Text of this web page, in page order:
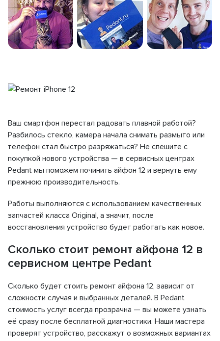
Ваш смартфон перестал радовать плавной работой?
Разбилось стекло, камера начала снимать размыто или
телефон стал быстро разряжаться? Не спешите с
покупкой нового устройства — в сервисных центрах
Pedant мы поможем починить айфон 12 и вернуть ему
прежнюю производительность.
Работы выполняются с использованием качественных
запчастей класса Original, а значит, после
восстановления устройство будет работать как новое.
Сколько стоит ремонт айфона 12 в
сервисном центре Pedant
Сколько будет стоить ремонт айфона 12, зависит от
сложности случая и выбранных деталей. В Pedant
стоимость услуг всегда прозрачна — вы можете узнать
её сразу после бесплатной диагностики. Наши мастера
проверят устройство, расскажут о возможных вариантах